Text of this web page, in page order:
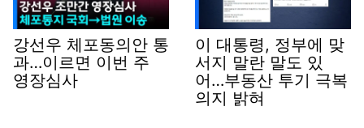
강선우 체포동의안 통
과…이르면 이번 주
영장심사
이 대통령, 정부에 맞
서지 말란 말도 있
어…부동산 투기 극복
의지 밝혀